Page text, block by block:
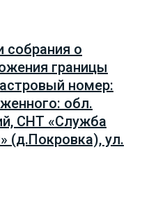
собрания о
границы
номер:
обл.
СНТ «Служба
(д.Покровка), ул.